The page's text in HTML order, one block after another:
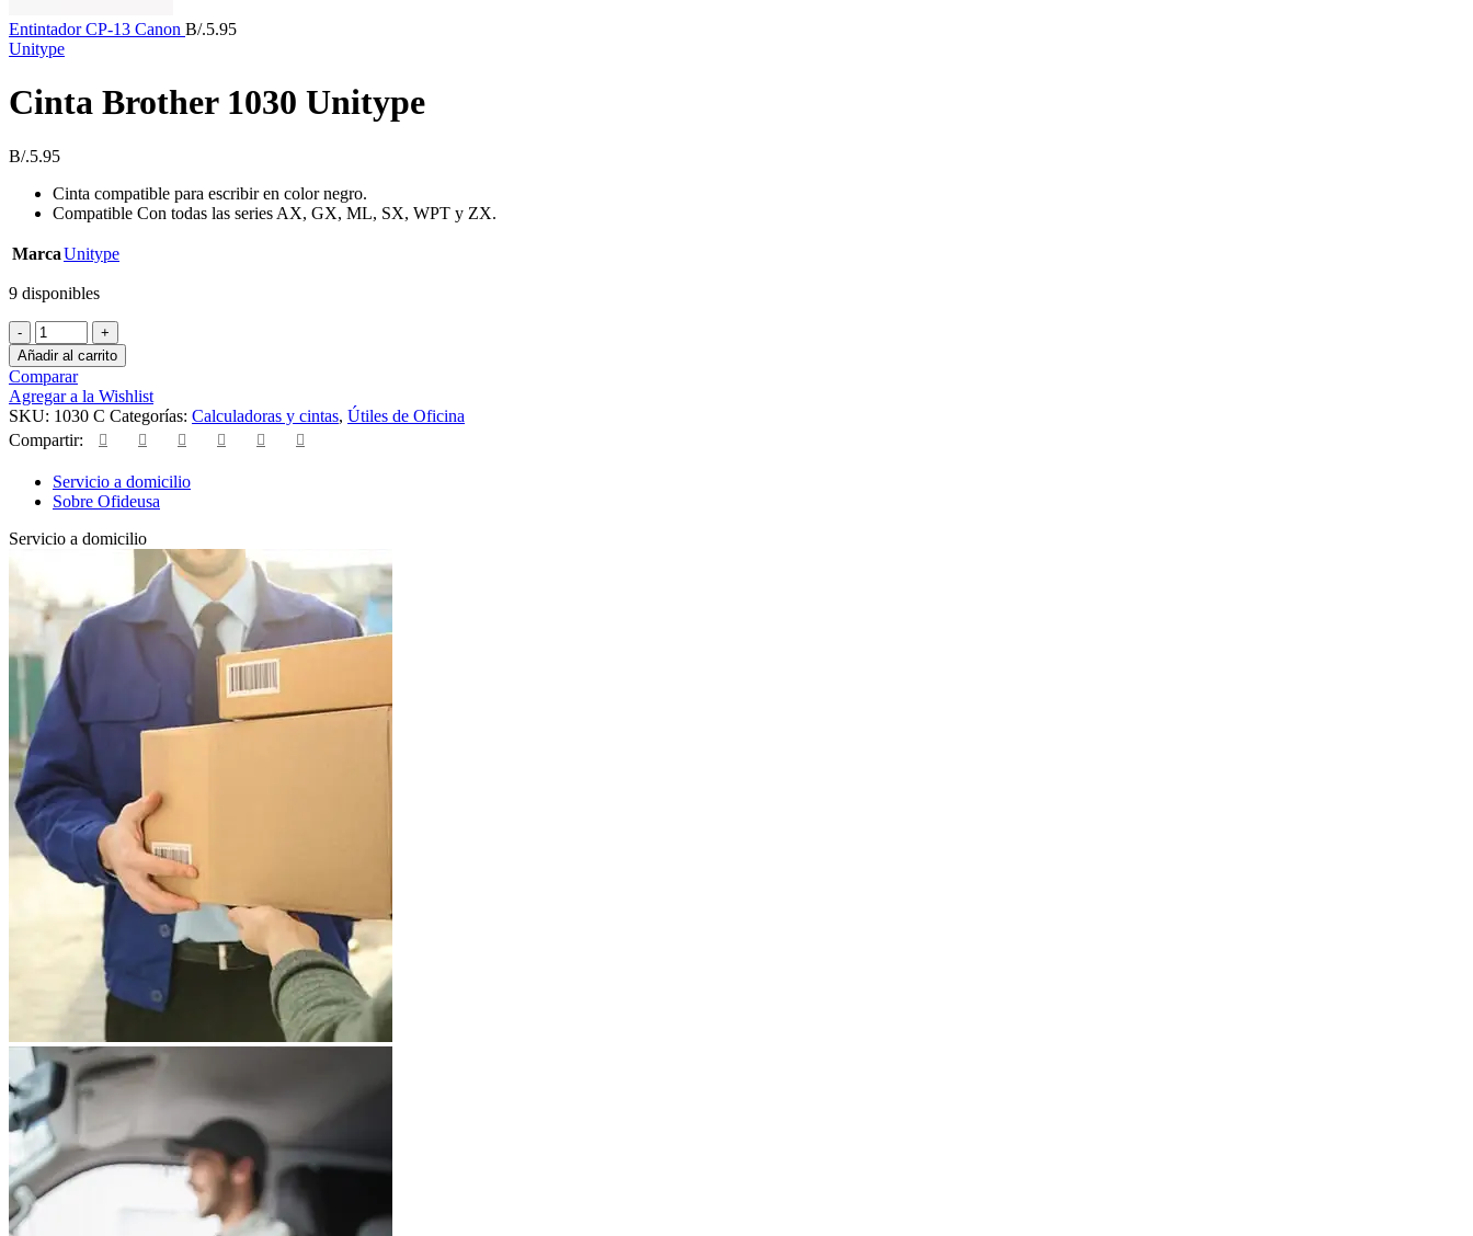
Entintador CP-13 Canon B/.5.95
Unitype
Cinta Brother 1030 Unitype
B/.5.95
Cinta compatible para escribir en color negro.
Compatible Con todas las series AX, GX, ML, SX, WPT y ZX.
MarcaUnitype
9 disponibles
Cinta
Brother
1030
Unitype
cantidad
Añadir al carrito
Comparar
Agregar a la Wishlist
SKU: 1030 C Categorías: Calculadoras y cintas, Útiles de Oficina
Compartir:
Servicio a domicilio
Sobre Ofideusa
Servicio a domicilio